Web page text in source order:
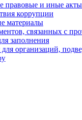
правовые и иные
коррупции
материалы
связанных с
заполнения
организаций,